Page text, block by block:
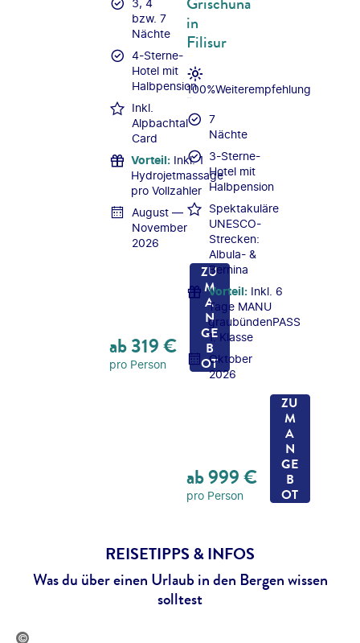
3, 4
bzw. 7
Nächte
4-Sterne-
Hotel mit
Halbpension
Inkl.
Alpbachtal
Card
Vorteil: Inkl. 1
Hydrojetmassage
pro Vollzahler
August —
November
2026
ab319€
pro Person
ZU
M
A
N
GE
B
OT
in
Filisur
Weiterempfehlung
100%
7
Nächte
3-Sterne-
Hotel mit
Halbpension
Spektakuläre
UNESCO-
Strecken:
Albula- &
Bernina
Vorteil: Inkl. 6
Tage MANU
graubündenPASS
1. Klasse
Oktober
2026
ab999€
pro Person
ZU
M
A
N
GE
B
OT
REISETIPPS & INFOS
Was du über einen Urlaub in den Bergen wissen
solltest